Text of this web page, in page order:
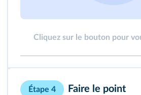
Cliquez sur le bouton pour
Étape 4 Faire le point